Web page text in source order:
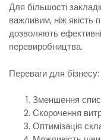
Для більшості
важливим, ніж якість
дозволяють
перевиробництва.
Переваги для бізнесу:
Зменшення
Скорочення
Оптимізація